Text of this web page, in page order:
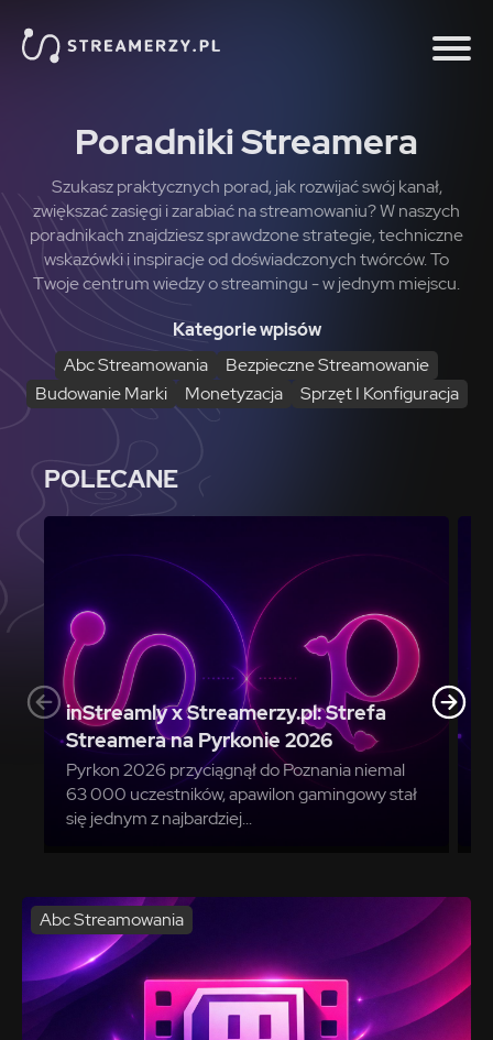
Poradniki Streamera
Szukasz praktycznych porad, jak rozwijać swój kanał,
zwiększać zasięgi i zarabiać na streamowaniu? W naszych
poradnikach znajdziesz sprawdzone strategie, techniczne
wskazówki i inspiracje od doświadczonych twórców. To
Twoje centrum wiedzy o streamingu - w jednym miejscu.
Kategorie wpisów
Abc Streamowania
Bezpieczne Streamowanie
Budowanie Marki
Monetyzacja Sprzęt I Konfiguracja
POLECANE
inStreamly x Streamerzy.pl: Strefa
Streamera na Pyrkonie 2026
Pyrkon 2026 przyciągnął do Poznania niemal
63 000 uczestników, apawilon gamingowy stał
się jednym z najbardziej...
Abc Streamowania